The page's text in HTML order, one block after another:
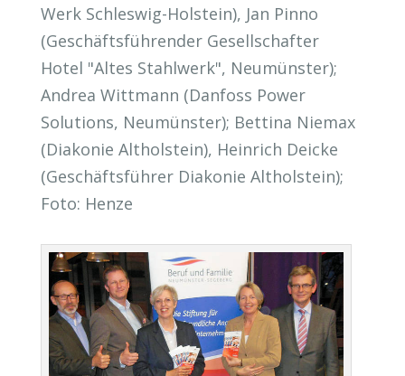
Werk Schleswig-Holstein), Jan Pinno
(Geschäftsführender Gesellschafter
Hotel "Altes Stahlwerk", Neumünster);
Andrea Wittmann (Danfoss Power
Solutions, Neumünster); Bettina Niemax
(Diakonie Altholstein), Heinrich Deicke
(Geschäftsführer Diakonie Altholstein);
Foto: Henze